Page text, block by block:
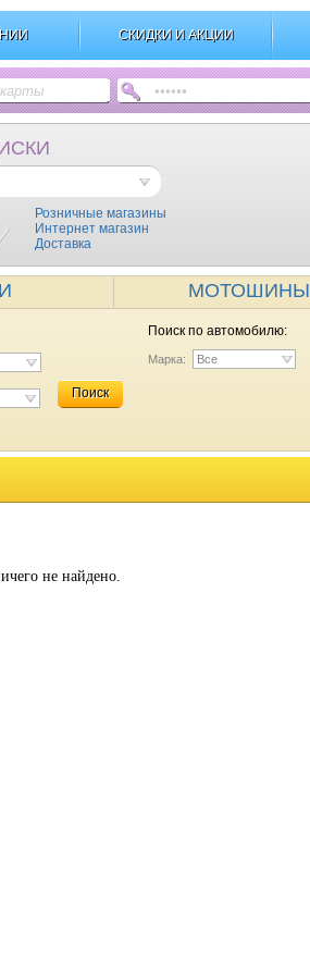
СКИДКИ И АКЦИИ
Розничные магазины
Интернет магазин
Доставка
МОТОШИНЫ
Поиск
Поиск по автомобилю:
Марка: Все
не найдено.